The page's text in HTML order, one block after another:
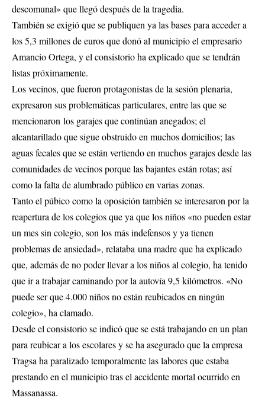
descomunal» que llegó después de la tragedia.
También se exigió que se publiquen ya las bases para acceder a
los 5,3 millones de euros que donó al municipio el empresario
Amancio Ortega, y el consistorio ha explicado que se tendrán
listas próximamente.
Los vecinos, que fueron protagonistas de la sesión plenaria,
expresaron sus problemáticas particulares, entre las que se
mencionaron los garajes que continúan anegados; el
alcantarillado que sigue obstruido en muchos domicilios; las
aguas fecales que se están vertiendo en muchos garajes desde las
comunidades de vecinos porque las bajantes están rotas; así
como la falta de alumbrado público en varias zonas.
Tanto el púbico como la oposición también se interesaron por la
reapertura de los colegios que ya que los niños «no pueden estar
un mes sin colegio, son los más indefensos y ya tienen
problemas de ansiedad», relataba una madre que ha explicado
que, además de no poder llevar a los niños al colegio, ha tenido
que ir a trabajar caminando por la autovía 9,5 kilómetros. «No
puede ser que 4.000 niños no están reubicados en ningún
colegio», ha clamado.
Desde el consistorio se indicó que se está trabajando en un plan
para reubicar a los escolares y se ha asegurado que la empresa
Tragsa ha paralizado temporalmente las labores que estaba
prestando en el municipio tras el accidente mortal ocurrido en
Massanassa.